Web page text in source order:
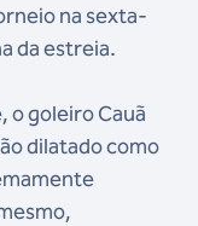
na sexta-
da estreia.
o goleiro Cauã
dilatado como